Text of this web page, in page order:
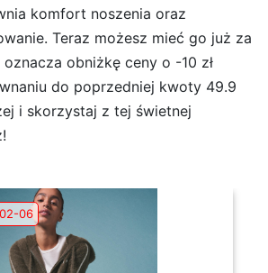
komfort noszenia oraz
Teraz możesz mieć go już za
oznacza obniżkę ceny o -10 zł
do poprzedniej kwoty 49.9
i skorzystaj z tej świetnej
06